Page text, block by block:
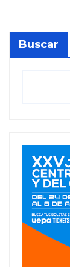
Buscar